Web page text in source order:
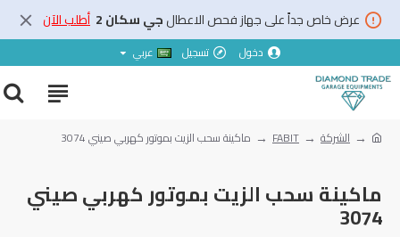
عرض خاص جداً على جهاز فحص الاعطالجي سكان 2 أطلب الآن
دخول تسجيل عربي
الشركة FABIT ماكينة سحب الزيت بموتور كهربي صيني 3074
ماكينة سحب الزيت بموتور كهربي صيني
3074